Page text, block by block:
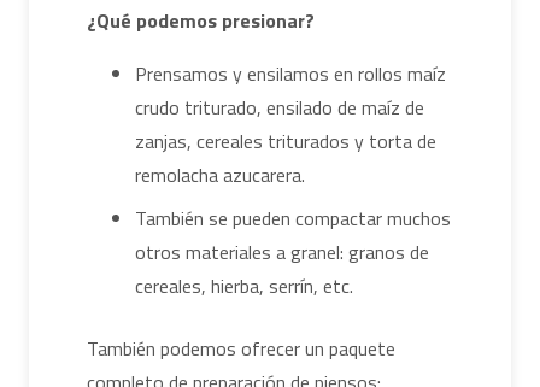
¿Qué podemos presionar?
Prensamos y ensilamos en rollos maíz
crudo triturado, ensilado de maíz de
zanjas, cereales triturados y torta de
remolacha azucarera.
También se pueden compactar muchos
otros materiales a granel: granos de
cereales, hierba, serrín, etc.
También podemos ofrecer un paquete